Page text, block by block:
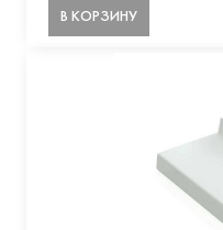
В КОРЗИНУ